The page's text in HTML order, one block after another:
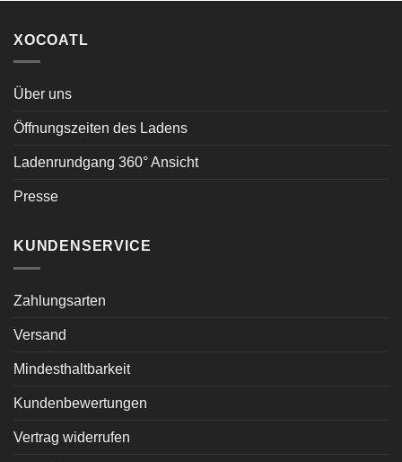
XOCOATL
Über uns
Öffnungszeiten des Ladens
Ladenrundgang 360° Ansicht
Presse
KUNDENSERVICE
Zahlungsarten
Versand
Mindesthaltbarkeit
Kundenbewertungen
Vertrag widerrufen